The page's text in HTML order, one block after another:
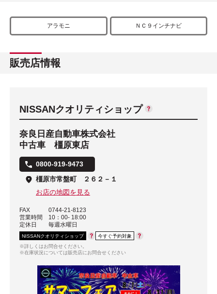
アラモニ ＮＣ９インチナビ
販売店情報
NISSANクオリティショップ
奈良日産自動車株式会社
中古車 橿原東店
0800-919-9473
橿原市常盤町 ２６２－１
お店の地図を見る
FAX
0744-21-8123
営業時間
10：00- 18:00
定休日
毎週水曜日
NISSANクオリティショップ
今すぐ予約対象
※詳しくはお問合せください。
※在庫状況については販売店にお問合せください